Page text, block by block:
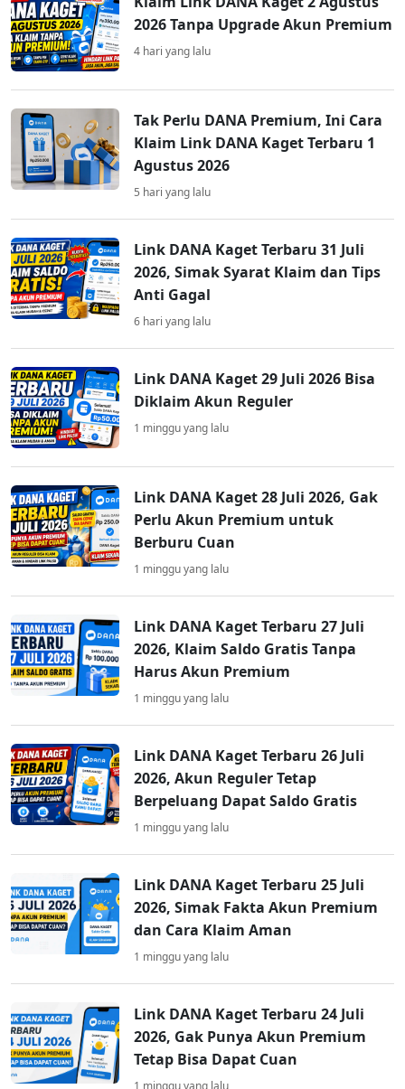
2026 Tanpa Upgrade Akun Premium
4 hari yang lalu
Tak Perlu DANA Premium, Ini Cara
Klaim Link DANA Kaget Terbaru 1
Agustus 2026
5 hari yang lalu
Link DANA Kaget Terbaru 31 Juli
2026, Simak Syarat Klaim dan Tips
Anti Gagal
6 hari yang lalu
Link DANA Kaget 29 Juli 2026 Bisa
Diklaim Akun Reguler
1 minggu yang lalu
Link DANA Kaget 28 Juli 2026, Gak
Perlu Akun Premium untuk
Berburu Cuan
1 minggu yang lalu
Link DANA Kaget Terbaru 27 Juli
2026, Klaim Saldo Gratis Tanpa
Harus Akun Premium
1 minggu yang lalu
Link DANA Kaget Terbaru 26 Juli
2026, Akun Reguler Tetap
Berpeluang Dapat Saldo Gratis
1 minggu yang lalu
Link DANA Kaget Terbaru 25 Juli
2026, Simak Fakta Akun Premium
dan Cara Klaim Aman
1 minggu yang lalu
Link DANA Kaget Terbaru 24 Juli
2026, Gak Punya Akun Premium
Tetap Bisa Dapat Cuan